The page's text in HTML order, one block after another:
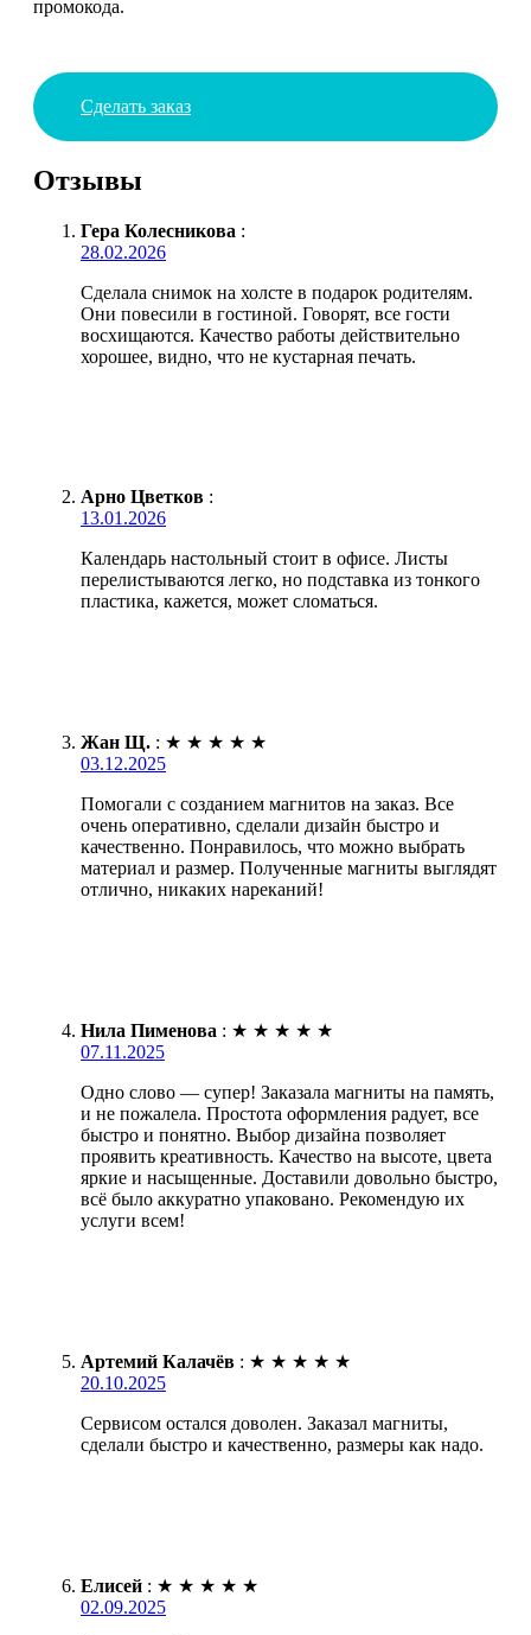
промокода.
Сделать заказ
Отзывы
Гера Колесникова :
28.02.2026
Сделала снимок на холсте в подарок родителям.
Они повесили в гостиной. Говорят, все гости
восхищаются. Качество работы действительно
хорошее, видно, что не кустарная печать.
Арно Цветков :
13.01.2026
Календарь настольный стоит в офисе. Листы
перелистываются легко, но подставка из тонкого
пластика, кажется, может сломаться.
Жан Щ. : ★ ★ ★ ★ ★
03.12.2025
Помогали с созданием магнитов на заказ. Все
очень оперативно, сделали дизайн быстро и
качественно. Понравилось, что можно выбрать
материал и размер. Полученные магниты выглядят
отлично, никаких нареканий!
Нила Пименова : ★ ★ ★ ★ ★
07.11.2025
Одно слово — супер! Заказала магниты на память,
и не пожалела. Простота оформления радует, все
быстро и понятно. Выбор дизайна позволяет
проявить креативность. Качество на высоте, цвета
яркие и насыщенные. Доставили довольно быстро,
всё было аккуратно упаковано. Рекомендую их
услуги всем!
Артемий Калачёв : ★ ★ ★ ★ ★
20.10.2025
Сервисом остался доволен. Заказал магниты,
сделали быстро и качественно, размеры как надо.
Елисей : ★ ★ ★ ★ ★
02.09.2025